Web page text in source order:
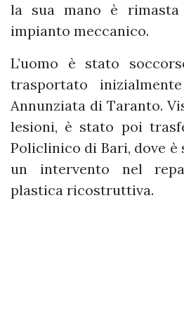
la sua mano è
impianto meccanico.
L’uomo è stato
trasportato inizialmente
Annunziata di Taranto.
lesioni, è stato poi
Policlinico di Bari, dove
un intervento nel
plastica ricostruttiva.